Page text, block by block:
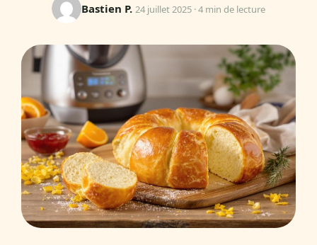
Bastien P. 24 juillet 2025 · 4 min de lecture